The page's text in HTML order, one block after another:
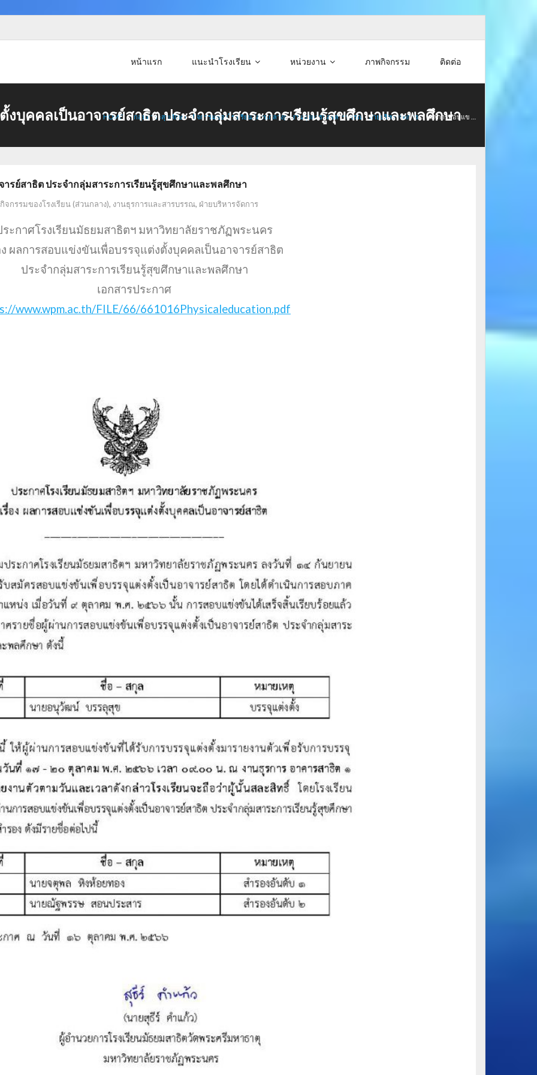
หน้าแรก แนะนำโรงเรียน หน่วยงาน ภาพกิจกรรม ติดต่อ
HOME / กลุ่มสาระสุขศึกษา•กิจกรรมของโรงเรียน (ส่วนกลาง)•งานธุรการและสารบรรณ•ฝ่ายบริหารจัดการ / ผลการสอบแข …
บุคคลเป็นอาจารย์สาธิต ประจำกลุ่มสาระการเรียนรู้สุขศึกษาและพลศึกษา
รย์สาธิต ประจำกลุ่มสาระการเรียนรู้สุขศึกษาและพลศึกษา
กิจกรรมของโรงเรียน (ส่วนกลาง), งานธุรการและสารบรรณ, ฝ่ายบริหารจัดการ
ระกาศโรงเรียนมัธยมสาธิตฯ มหาวิทยาลัยราชภัฏพระนคร
ง ผลการสอบแข่งขันเพื่อบรรจุแต่งตั้งบุคคลเป็นอาจารย์สาธิต
ประจำกลุ่มสาระการเรียนรู้สุขศึกษาและพลศึกษา
เอกสารประกาศ
www.wpm.ac.th/FILE/66/661016Physicaleducation.pdf